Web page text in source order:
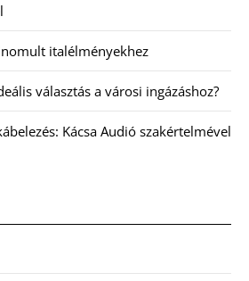
italélményekhez
választás a városi ingázáshoz?
Kácsa Audió szakértelmével